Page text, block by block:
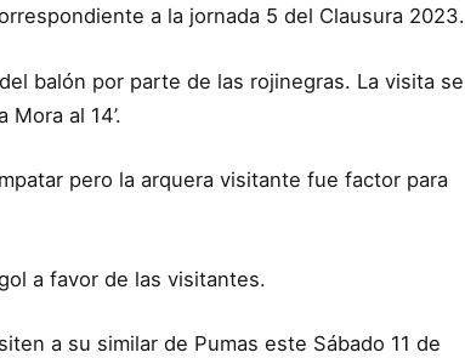
a la jornada 5 del Clausura 2023.
balón por parte de las rojinegras. La visita se
al 14’.
pero la arquera visitante fue factor para
a favor de las visitantes.
a su similar de Pumas este Sábado 11 de